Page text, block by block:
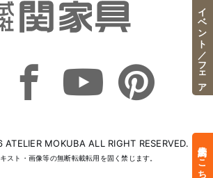
MOKUBA ALL RIGHT RESERVED.
スト・画像等の無断転載転用を固く禁じます。 来店予約はこちら
イベント／フェア